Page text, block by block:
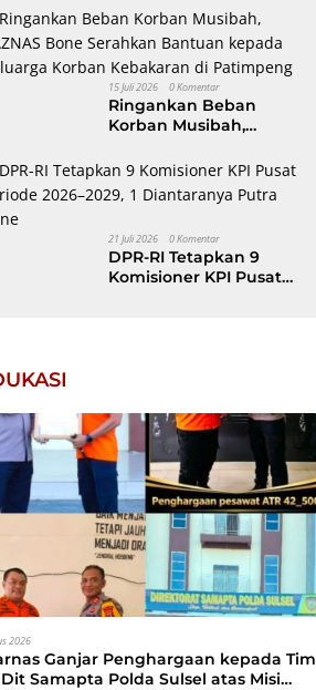
Lahan Berkelanjutan,
dibuka Wabup AAP
15 Juli 2026 0 Komentar
Ringankan Beban
Korban Musibah,
Bantuan kepada
Keluarga Korban
Kebakaran di
21 Juli 2026 0 Komentar
DPR-RI Tetapkan 9
Komisioner KPI Pusat
2026
Ganjar Penghargaan kepada Tim
Dit Samapta Polda Sulsel atas Misi